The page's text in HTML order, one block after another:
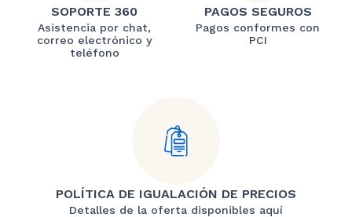
SOPORTE 360
Asistencia por chat,
correo electrónico y
teléfono
PAGOS SEGUROS
Pagos conformes con
PCI
POLÍTICA DE IGUALACIÓN DE PRECIOS
Detalles de la oferta disponibles aquí